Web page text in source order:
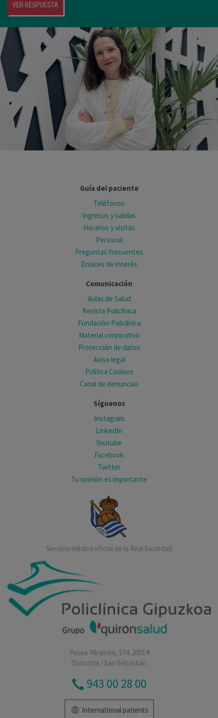
VER RESPUESTA
Guía del paciente
Teléfonos
Ingresos y salidas
Horarios y visitas
Personal
Preguntas frecuentes
Enlaces de interés
Comunicación
Aulas de Salud
Revista Policlínica
Fundación Policlínica
Material corporativo
Protección de datos
Aviso legal
Política Cookies
Canal de denuncias
Síguenos
Instagram
LinkedIn
Youtube
Facebook
Twitter
Tu opinión es importante
Servicio médico oficial de la Real Sociedad
Paseo Miramón, 174. 20014
Donostia / San Sebastián
943 00 28 00
International patients